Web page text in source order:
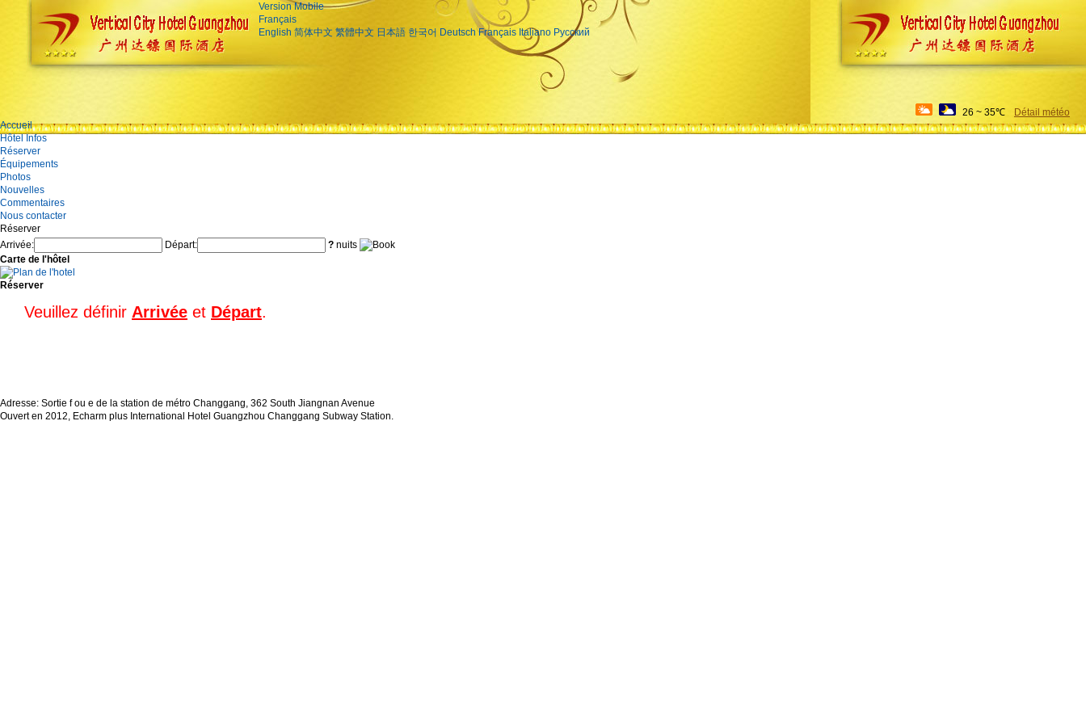
Version Mobile
Français
English 简体中文 繁體中文 日本語 한국어 Deutsch Français Italiano Русский
26 ~ 35℃
Détail météo
Accueil
Hôtel Infos
Réserver
Équipements
Photos
Nouvelles
Commentaires
Nous contacter
Réserver
Arrivée:
Départ: ? nuits
Carte de l'hôtel
Réserver
Veuillez définir Arrivée et Départ.
Adresse: Sortie f ou e de la station de métro Changgang, 362 South Jiangnan Avenue
Ouvert en 2012, Echarm plus International Hotel Guangzhou Changgang Subway Station.